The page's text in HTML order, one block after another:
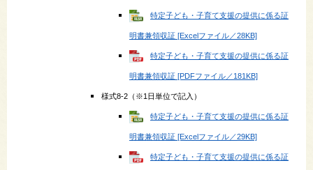
特定子ども・子育て支援の提供に係る証
明書兼領収証 [Excelファイル／28KB]
特定子ども・子育て支援の提供に係る証
明書兼領収証 [PDFファイル／181KB]
様式8-2（※1日単位で記入）​
特定子ども・子育て支援の提供に係る証
明書兼領収証 [Excelファイル／29KB]
特定子ども・子育て支援の提供に係る証